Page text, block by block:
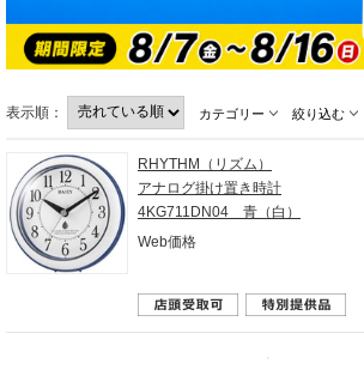
表示順： カテゴリー 絞り込む
RHYTHM（リズム）
アナログ掛け置き時計
4KG711DN04 青（白）
Web価格